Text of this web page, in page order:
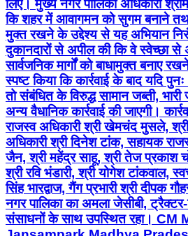
लिए। मुख्य नगर पालिका अधिकारी
कि शहर में आवागमन को सुगम बनाने
मुक्त रखने के उद्देश्य से यह अभियान
दुकानदारों से अपील की कि वे स्वेच्छा
सार्वजनिक मार्गों को बाधामुक्त बनाए
स्पष्ट किया कि कार्रवाई के बाद यदि
तो संबंधित के विरुद्ध सामान जब्ती, भारी
अन्य वैधानिक कार्रवाई की जाएगी।
राजस्व अधिकारी श्री खेमचंद मुसले,
अधिकारी श्री दिनेश टांक, सहायक
जैन, श्री महेंद्र साहू, श्री तेज प्रकाश
श्री रवि भंडारी, श्री योगेश टांकवाल,
सिंह भारद्वाज, गैंग प्रभारी श्री दीपक
नगर पालिका का अमला जेसीबी,
संसाधनों के साथ उपस्थित रहा।